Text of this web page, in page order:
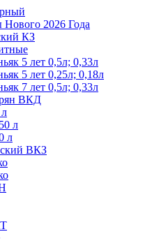
2026 Года
КЗ
5 лет 0,5л; 0,33л
5 лет 0,25л; 0,18л
7 лет 0,5л; 0,33л
ВКД
л
л
ВКЗ